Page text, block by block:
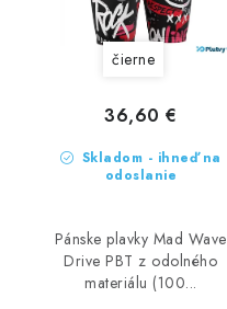
čierne
Skladom - ihneď na
odoslanie
36,60 €
Pánske plavky Mad Wave
Drive PBT z odolného
materiálu (100...